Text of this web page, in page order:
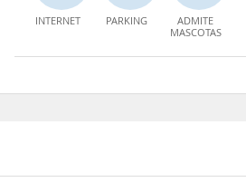
INTERNET PARKING
ADMITE
MASCOTAS